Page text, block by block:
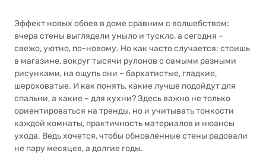
Эффект новых обоев в доме сравним с волшебством:
вчера стены выглядели уныло и тускло, а сегодня –
свежо, уютно, по-новому. Но как часто случается: стоишь
в магазине, вокруг тысячи рулонов с самыми разными
рисунками, на ощупь они – бархатистые, гладкие,
шероховатые. И как понять, какие лучше подойдут для
спальни, а какие – для кухни? Здесь важно не только
ориентироваться на тренды, но и учитывать тонкости
каждой комнаты, практичность материалов и нюансы
ухода. Ведь хочется, чтобы обновлённые стены радовали
не пару месяцев, а долгие годы.